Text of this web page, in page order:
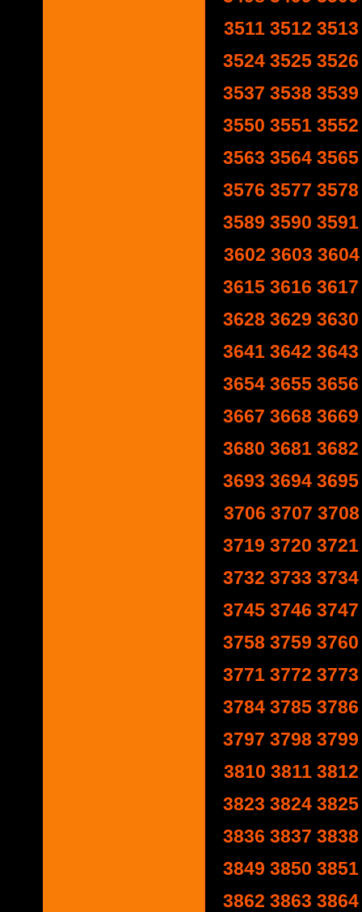
3511 3512 3513
3524 3525 3526
3537 3538 3539
3550 3551 3552
3563 3564 3565
3576 3577 3578
3589 3590 3591
3602 3603 3604
3615 3616 3617
3628 3629 3630
3641 3642 3643
3654 3655 3656
3667 3668 3669
3680 3681 3682
3693 3694 3695
3706 3707 3708
3719 3720 3721
3732 3733 3734
3745 3746 3747
3758 3759 3760
3771 3772 3773
3784 3785 3786
3797 3798 3799
3810 3811 3812
3823 3824 3825
3836 3837 3838
3849 3850 3851
3862 3863 3864